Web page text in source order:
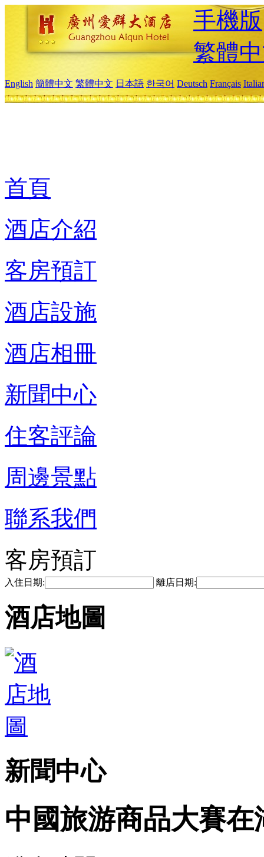
手機版
繁體
English 簡體中文 繁體中文 日本語 한국어 Deutsch Français
首頁
酒店介紹
客房預訂
酒店設施
酒店相冊
新聞中心
住客評論
周邊景點
聯系我們
客房預訂
入住日期: 離店日期:
酒店地圖
新聞中心
中國旅游商品大賽